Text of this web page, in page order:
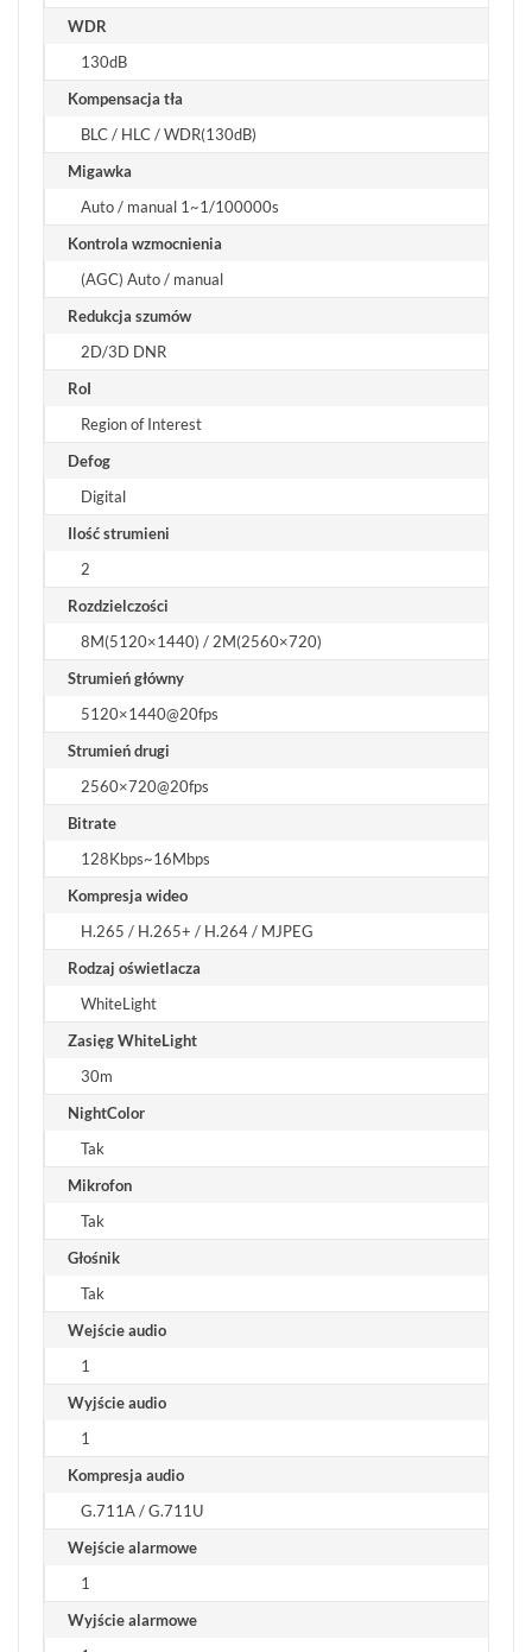
WDR
130dB
Kompensacja tła
BLC / HLC / WDR(130dB)
Migawka
Auto / manual 1~1/100000s
Kontrola wzmocnienia
(AGC) Auto / manual
Redukcja szumów
2D/3D DNR
RoI
Region of Interest
Defog
Digital
Ilość strumieni
2
Rozdzielczości
8M(5120×1440) / 2M(2560×720)
Strumień główny
5120×1440@20fps
Strumień drugi
2560×720@20fps
Bitrate
128Kbps~16Mbps
Kompresja wideo
H.265 / H.265+ / H.264 / MJPEG
Rodzaj oświetlacza
WhiteLight
Zasięg WhiteLight
30m
NightColor
Tak
Mikrofon
Tak
Głośnik
Tak
Wejście audio
1
Wyjście audio
1
Kompresja audio
G.711A / G.711U
Wejście alarmowe
1
Wyjście alarmowe